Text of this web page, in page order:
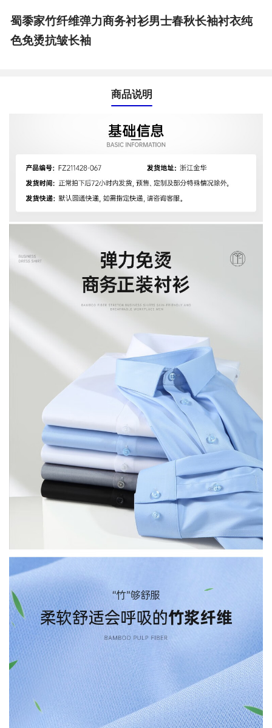
蜀黍家竹纤维弹力商务衬衫男士春秋长袖衬衣纯
色免烫抗皱长袖
商品说明